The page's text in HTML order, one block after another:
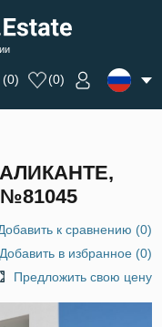
(0) (0)
к сравнению (0)
Добавить в избранное(0)
Предложить свою цену